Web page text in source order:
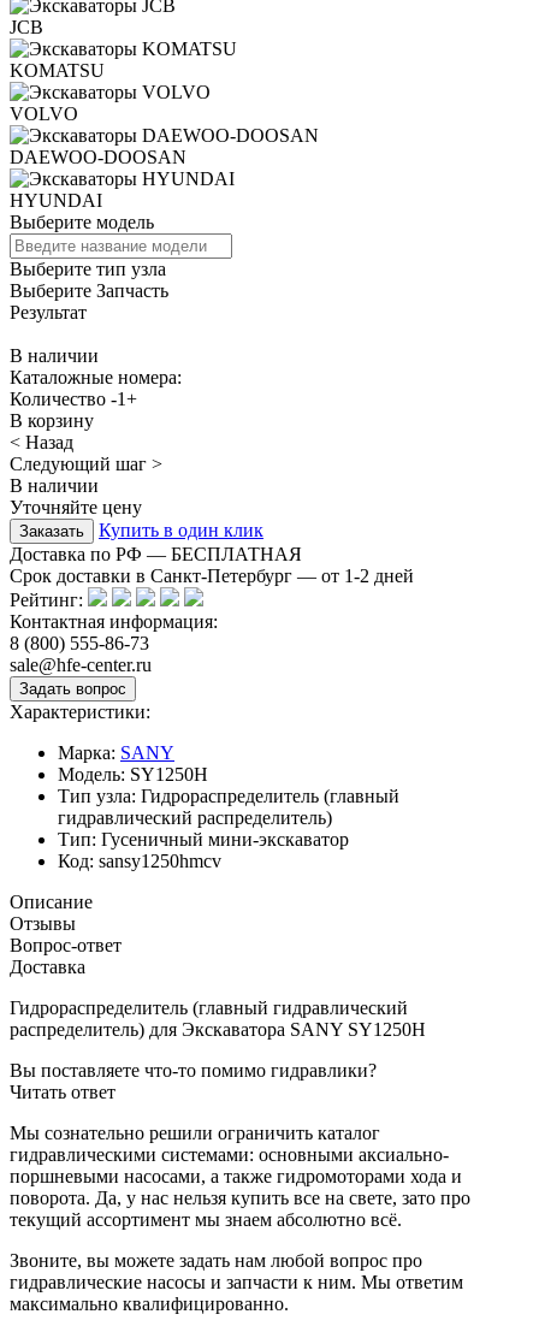
JCB
KOMATSU
VOLVO
DAEWOO-DOOSAN
HYUNDAI
Выберите модель
Выберите тип узла
Выберите Запчасть
Результат
В наличии
Каталожные номера:
Количество -1+
В корзину
< Назад
Следующий шаг >
В наличии
Уточняйте цену
Купить в один клик
Доставка по РФ — БЕСПЛАТНАЯ
Срок доставки в Санкт-Петербург — от 1-2 дней
Рейтинг:
Контактная информация:
8 (800) 555-86-73
sale@hfe-center.ru
Характеристики:
Марка: SANY
Модель: SY1250H
Тип узла: Гидрораспределитель (главный
гидравлический распределитель)
Тип: Гусеничный мини-экскаватор
Код: sansy1250hmcv
Описание
Отзывы
Вопрос-ответ
Доставка
Гидрораспределитель (главный гидравлический
распределитель) для Экскаватора SANY SY1250H
Вы поставляете что-то помимо гидравлики?
Читать ответ
Мы сознательно решили ограничить каталог
гидравлическими системами: основными аксиально-
поршневыми насосами, а также гидромоторами хода и
поворота. Да, у нас нельзя купить все на свете, зато про
текущий ассортимент мы знаем абсолютно всё.
Звоните, вы можете задать нам любой вопрос про
гидравлические насосы и запчасти к ним. Мы ответим
максимально квалифицированно.